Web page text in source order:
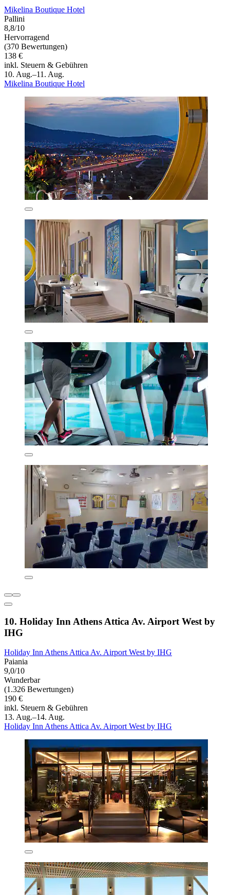
Mikelina Boutique Hotel
Pallini
8,8/10
Hervorragend
(370 Bewertungen)
138 €
inkl. Steuern & Gebühren
10. Aug.–11. Aug.
Mikelina Boutique Hotel
10. Holiday Inn Athens Attica Av. Airport West by
IHG
Holiday Inn Athens Attica Av. Airport West by IHG
Paiania
9,0/10
Wunderbar
(1.326 Bewertungen)
190 €
inkl. Steuern & Gebühren
13. Aug.–14. Aug.
Holiday Inn Athens Attica Av. Airport West by IHG